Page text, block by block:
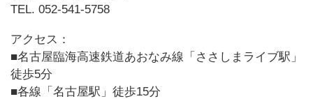
TEL. 052-541-5758
アクセス：
■名古屋臨海高速鉄道あおなみ線「ささしまライブ駅」
徒歩5分
■各線「名古屋駅」徒歩15分